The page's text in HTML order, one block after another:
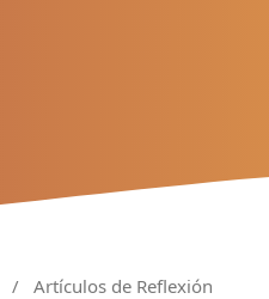
/ Artículos de Reflexión